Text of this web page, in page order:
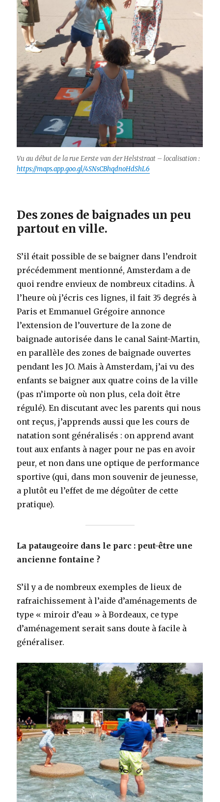
Vu au début de la rue Eerste van der Helststraat – localisation :
https://maps.app.goo.gl/4SNsCBhqdnoHdShL6
Des zones de baignades un peu
partout en ville.
S’il était possible de se baigner dans l’endroit
précédemment mentionné, Amsterdam a de
quoi rendre envieux de nombreux citadins. À
l’heure où j’écris ces lignes, il fait 35 degrés à
Paris et Emmanuel Grégoire annonce
l’extension de l’ouverture de la zone de
baignade autorisée dans le canal Saint-Martin,
en parallèle des zones de baignade ouvertes
pendant les JO. Mais à Amsterdam, j’ai vu des
enfants se baigner aux quatre coins de la ville
(pas n’importe où non plus, cela doit être
régulé). En discutant avec les parents qui nous
ont reçus, j’apprends aussi que les cours de
natation sont généralisés : on apprend avant
tout aux enfants à nager pour ne pas en avoir
peur, et non dans une optique de performance
sportive (qui, dans mon souvenir de jeunesse,
a plutôt eu l’effet de me dégoûter de cette
pratique).
La pataugeoire dans le parc : peut-être une
ancienne fontaine ?
S’il y a de nombreux exemples de lieux de
rafraichissement à l’aide d’aménagements de
type « miroir d’eau » à Bordeaux, ce type
d’aménagement serait sans doute à facile à
généraliser.